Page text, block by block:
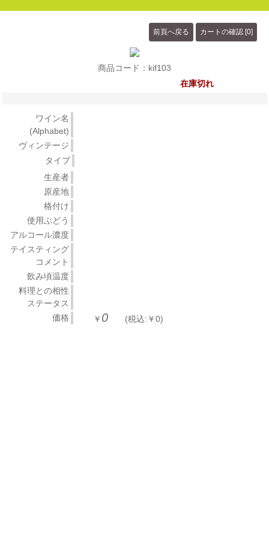
商品コード：kif103
在庫切れ
ワイン名
(Alphabet)
ヴィンテージ
タイプ
生産者
原産地
格付け
使用ぶどう
アルコール濃度
テイスティング
コメント
飲み頃温度
料理との相性
ステータス
価格
￥ 0 (税込:￥0)